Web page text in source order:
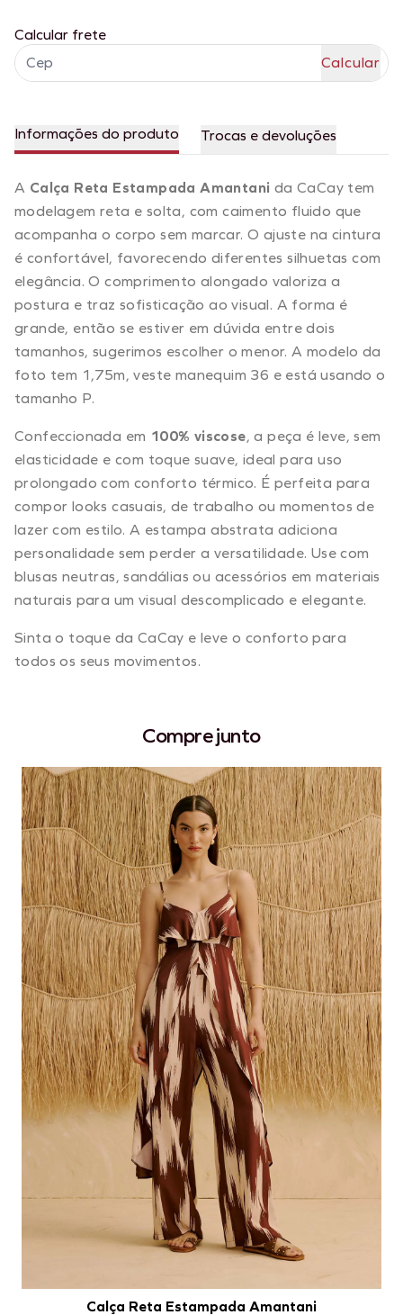
Calcular frete
Informações do produto Trocas e devoluções
A Calça Reta Estampada Amantani da CaCay tem
modelagem reta e solta, com caimento fluido que
acompanha o corpo sem marcar. O ajuste na cintura
é confortável, favorecendo diferentes silhuetas com
elegância. O comprimento alongado valoriza a
postura e traz sofisticação ao visual. A forma é
grande, então se estiver em dúvida entre dois
tamanhos, sugerimos escolher o menor. A modelo da
foto tem 1,75m, veste manequim 36 e está usando o
tamanho P.
Confeccionada em 100% viscose, a peça é leve, sem
elasticidade e com toque suave, ideal para uso
prolongado com conforto térmico. É perfeita para
compor looks casuais, de trabalho ou momentos de
lazer com estilo. A estampa abstrata adiciona
personalidade sem perder a versatilidade. Use com
blusas neutras, sandálias ou acessórios em materiais
naturais para um visual descomplicado e elegante.
Sinta o toque da CaCay e leve o conforto para
todos os seus movimentos.
Compre junto
Calça Reta Estampada Amantani